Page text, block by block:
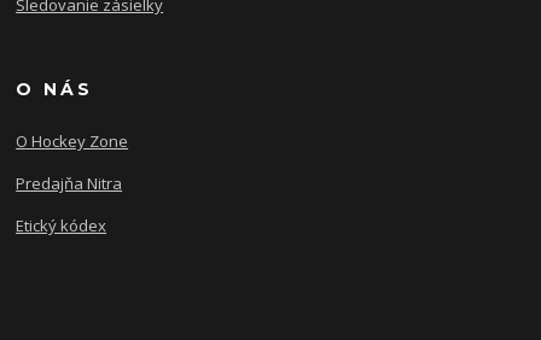
Sledovanie zásielky
O NÁS
O Hockey Zone
Predajňa Nitra
Etický kódex